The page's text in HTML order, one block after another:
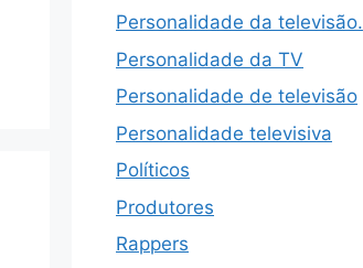
Personalidade da televisão.
Personalidade da TV
Personalidade de televisão
Personalidade televisiva
Políticos
Produtores
Rappers